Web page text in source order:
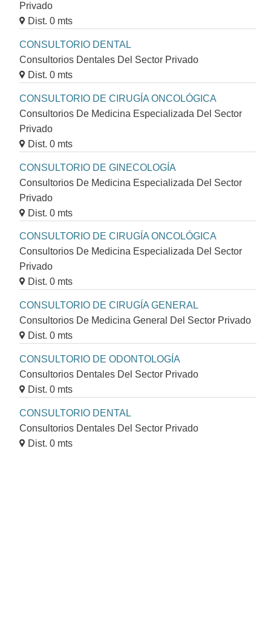
Privado
Dist. 0 mts
CONSULTORIO DENTAL
Consultorios Dentales Del Sector Privado
Dist. 0 mts
CONSULTORIO DE CIRUGÍA ONCOLÓGICA
Consultorios De Medicina Especializada Del Sector
Privado
Dist. 0 mts
CONSULTORIO DE GINECOLOGÍA
Consultorios De Medicina Especializada Del Sector
Privado
Dist. 0 mts
CONSULTORIO DE CIRUGÍA ONCOLÓGICA
Consultorios De Medicina Especializada Del Sector
Privado
Dist. 0 mts
CONSULTORIO DE CIRUGÍA GENERAL
Consultorios De Medicina General Del Sector Privado
Dist. 0 mts
CONSULTORIO DE ODONTOLOGÍA
Consultorios Dentales Del Sector Privado
Dist. 0 mts
CONSULTORIO DENTAL
Consultorios Dentales Del Sector Privado
Dist. 0 mts